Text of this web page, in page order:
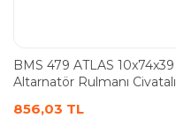
BMS 479 ATLAS 10x74x39
Altarnatör Rulmanı Civatalı
856,03 TL